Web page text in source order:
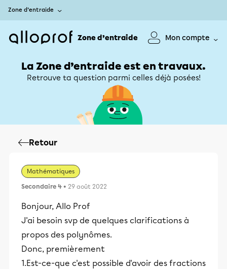
Zone d’entraide
Zone d’entraide Mon compte
La Zone d’entraide est en travaux.
Retrouve ta question parmi celles déjà posées!
Retour
Mathématiques
Secondaire 4 • 29 août 2022
Bonjour, Allo Prof
J'ai besoin svp de quelques clarifications à
propos des polynômes.
Donc, premièrement
1.Est-ce-que c'est possible d'avoir des fractions